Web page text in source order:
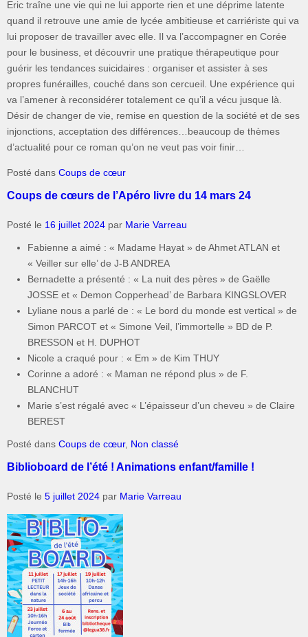
Eric traîne une vie qui ne lui apporte rien et une déprime latente
quand il retrouve une amie de lycée ambitieuse et carriériste qui va
lui proposer de travailler avec elle. Il va l’accompagner en Corée
pour le business, et découvrir une pratique thérapeutique pour
guérir les tendances suicidaires : organiser et assister à ses
propres funérailles, couché dans son cercueil. Une expérience qui
va l’amener à reconsidérer totalement ce qu’il a vécu jusque là.
Désir de changer de vie, remise en question de la société et de ses
injonctions, acceptation des différences…beaucoup de thèmes
d’actualité pour ce roman qu’on ne veut pas voir finir…
Posté dans Coups de cœur
Coups de cœurs de l’Apéro livre du 14 mars 24
Posté le 16 juillet 2024 par Marie Varreau
Fabienne a aimé : « Madame Hayat » de Ahmet ATLAN et
« Veiller sur elle’ de J-B ANDREA
Bernadette a présenté : « La nuit des pères » de Gaëlle
JOSSE et « Demon Copperhead’ de Barbara KINGSLOVER
Lyliane nous a parlé de : « Le bord du monde est vertical » de
Simon PARCOT et « Simone Veil, l’immortelle » BD de P.
BRESSON et H. DUPHOT
Nicole a craqué pour : « Em » de Kim THUY
Corinne a adoré : « Maman ne répond plus » de F.
BLANCHUT
Marie s’est régalé avec « L’épaisseur d’un cheveu » de Claire
BEREST
Posté dans Coups de cœur, Non classé
Biblioboard de l’été ! Animations enfant/famille !
Posté le 5 juillet 2024 par Marie Varreau